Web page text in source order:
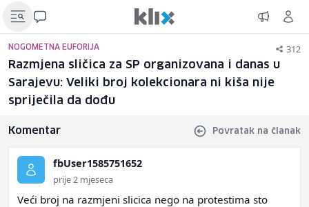
NOGOMETNA EUFORIJA 312
Razmjena sličica za SP organizovana i danas u
Sarajevu: Veliki broj kolekcionara ni kiša nije
spriječila da dođu
Komentar Povratak na članak
fbUser1585751652
prije 2 mjeseca
Veći broj na razmjeni slicica nego na protestima sto